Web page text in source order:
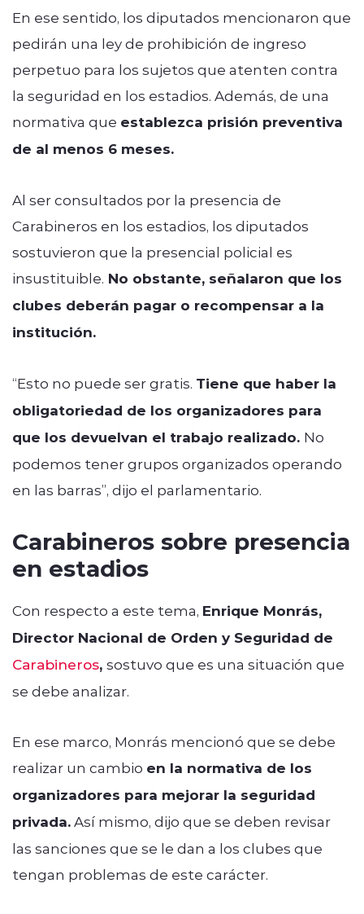
En ese sentido, los diputados mencionaron que
pedirán una ley de prohibición de ingreso
perpetuo para los sujetos que atenten contra
la seguridad en los estadios. Además, de una
normativa que establezca prisión preventiva
de al menos 6 meses.
Al ser consultados por la presencia de
Carabineros en los estadios, los diputados
sostuvieron que la presencial policial es
insustituible. No obstante, señalaron que los
clubes deberán pagar o recompensar a la
institución.
“Esto no puede ser gratis. Tiene que haber la
obligatoriedad de los organizadores para
que los devuelvan el trabajo realizado. No
podemos tener grupos organizados operando
en las barras”, dijo el parlamentario.
Carabineros sobre presencia
en estadios
Con respecto a este tema, Enrique Monrás,
Director Nacional de Orden y Seguridad de
Carabineros, sostuvo que es una situación que
se debe analizar.
En ese marco, Monrás mencionó que se debe
realizar un cambio en la normativa de los
organizadores para mejorar la seguridad
privada.Así mismo, dijo que se deben revisar
las sanciones que se le dan a los clubes que
tengan problemas de este carácter.